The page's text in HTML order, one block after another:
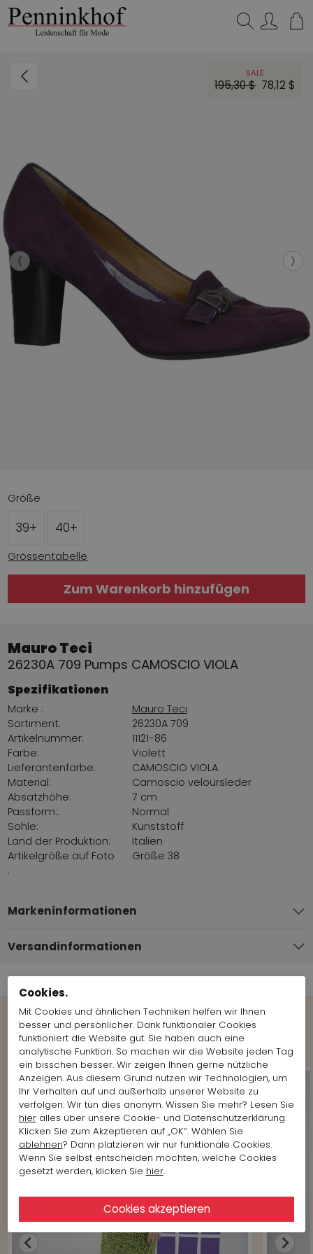
SALE
195,30 $ 78,12 $
Größe
39+ 40+
Grössentabelle
Zum Warenkorb hinzufügen
Mauro Teci
26230A 709 Pumps CAMOSCIO VIOLA
Spezifikationen
Marke :
Mauro Teci
Sortiment:
26230A 709
Artikelnummer:
11121-86
Farbe:
Violett
Lieferantenfarbe:
CAMOSCIO VIOLA
Material:
Camoscio veloursleder
Absatzhöhe:
7 cm
Passform::
Normal
Sohle:
Kunststoff
Land der Produktion:
Italien
Artikelgröße auf Foto
:
Größe 38
Markeninformationen
Versandinformationen
Shop the Look
Cookies.
Mit Cookies und ähnlichen Techniken helfen wir Ihnen
besser und persönlicher. Dank funktionaler Cookies
funktioniert die Website gut. Sie haben auch eine
analytische Funktion. So machen wir die Website jeden Tag
ein bisschen besser. Wir zeigen Ihnen gerne nützliche
Anzeigen. Aus diesem Grund nutzen wir Technologien, um
Ihr Verhalten auf und außerhalb unserer Website zu
verfolgen. Wir tun dies anonym. Wissen Sie mehr? Lesen Sie
hieralles über unsere Cookie- und Datenschutzerklärung.
Klicken Sie zum Akzeptieren auf „OK“. Wählen Sie
ablehnen? Dann platzieren wir nur funktionale Cookies.
Wenn Sie selbst entscheiden möchten, welche Cookies
gesetzt werden, klicken Sie hier.